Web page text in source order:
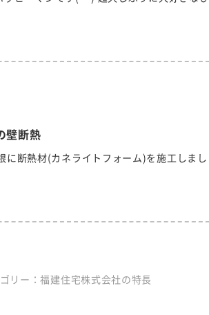
壁断熱
に断熱材(カネライトフォーム)を施工しまし
リー：福建住宅株式会社の特長